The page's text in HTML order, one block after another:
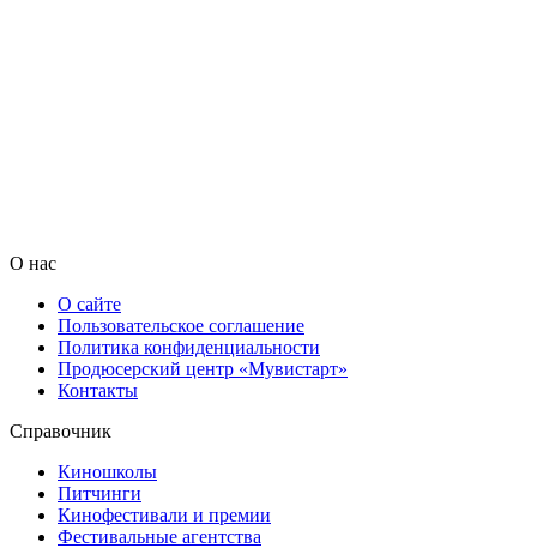
О нас
О сайте
Пользовательское соглашение
Политика конфиденциальности
Продюсерский центр «Мувистарт»
Контакты
Справочник
Киношколы
Питчинги
Кинофестивали и премии
Фестивальные агентства